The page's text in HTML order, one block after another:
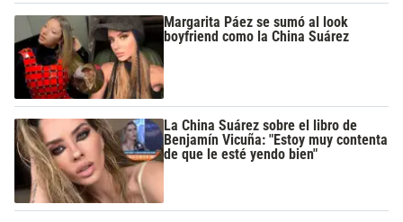
Margarita Páez se sumó al look
boyfriend como la China Suárez
La China Suárez sobre el libro de
Benjamín Vicuña: "Estoy muy contenta
de que le esté yendo bien"